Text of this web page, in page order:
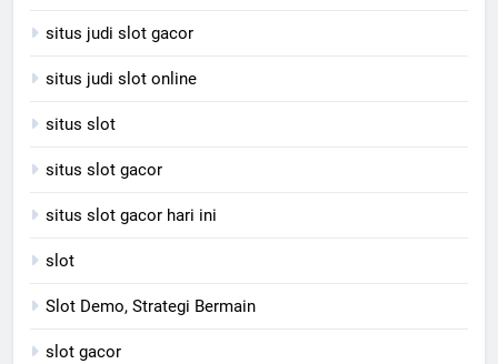
situs judi slot gacor
situs judi slot online
situs slot
situs slot gacor
situs slot gacor hari ini
slot
Slot Demo, Strategi Bermain
slot gacor